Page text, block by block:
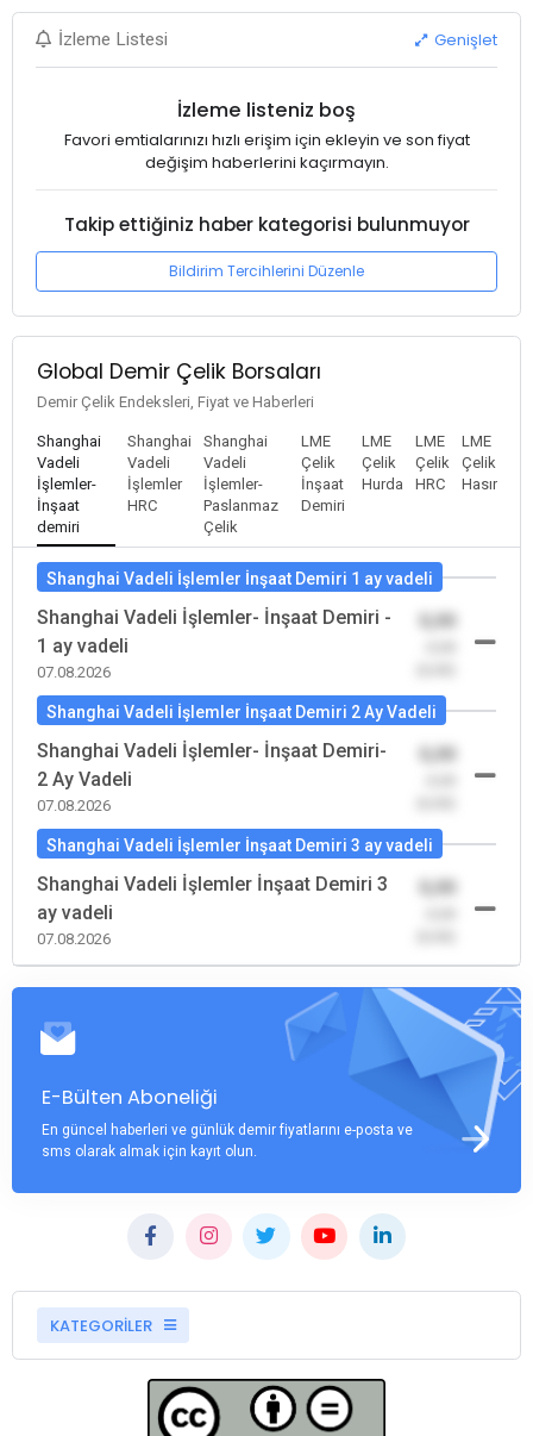
İzleme Listesi Genişlet
İzleme listeniz boş
Favori emtialarınızı hızlı erişim için ekleyin ve son fiyat
değişim haberlerini kaçırmayın.
Takip ettiğiniz haber kategorisi bulunmuyor
Bildirim Tercihlerini Düzenle
Global Demir Çelik Borsaları
Demir Çelik Endeksleri, Fiyat ve Haberleri
Shanghai
Vadeli
İşlemler-
İnşaat
demiri
Shanghai
Vadeli
İşlemler
HRC
Shanghai
Vadeli
İşlemler-
Paslanmaz
Çelik
LME
Çelik
İnşaat
Demiri
LME
Çelik
Hurda
LME
Çelik
HRC
LME
Çelik
Hasır
Shanghai Vadeli İşlemler İnşaat Demiri 1 ay vadeli
Shanghai Vadeli İşlemler- İnşaat Demiri -
1 ay vadeli
07.08.2026
0,00
Shanghai Vadeli İşlemler İnşaat Demiri 2 Ay Vadeli
Shanghai Vadeli İşlemler- İnşaat Demiri-
2 Ay Vadeli
07.08.2026
0,00
Shanghai Vadeli İşlemler İnşaat Demiri 3 ay vadeli
Shanghai Vadeli İşlemler İnşaat Demiri 3
ay vadeli
07.08.2026
0,00
E-Bülten Aboneliği
En güncel haberleri ve günlük demir fiyatlarını e-posta ve
sms olarak almak için kayıt olun.
KATEGORİLER